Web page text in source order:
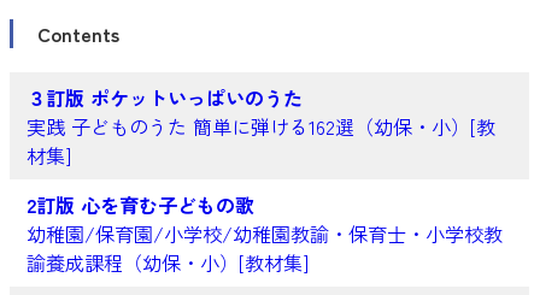
Contents
３訂版 ポケットいっぱいのうた
実践 子どものうた 簡単に弾ける162選（幼保・小）[教
材集]
2訂版 心を育む子どもの歌
幼稚園/保育園/小学校/幼稚園教諭・保育士・小学校教
諭養成課程（幼保・小）[教材集]